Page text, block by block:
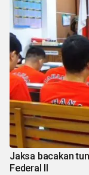
Jaksa bacakan
Federal II